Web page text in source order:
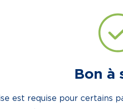
Bon à
est requise pour certains